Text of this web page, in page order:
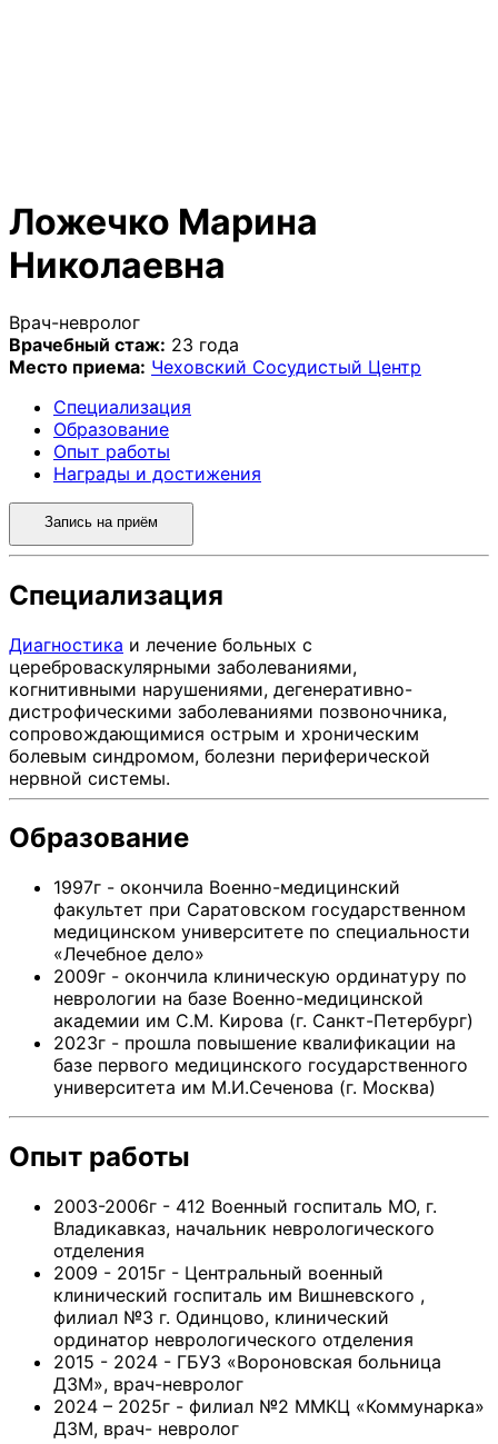
Ложечко Марина
Николаевна
Врач-невролог
Врачебный стаж: 23 года
Место приема: Чеховский Сосудистый Центр
Специализация
Образование
Опыт работы
Награды и достижения
Запись на приём
Специализация
Диагностика и лечение больных с
цереброваскулярными заболеваниями,
когнитивными нарушениями, дегенеративно-
дистрофическими заболеваниями позвоночника,
сопровождающимися острым и хроническим
болевым синдромом, болезни периферической
нервной системы.
Образование
1997г - окончила Военно-медицинский
факультет при Саратовском государственном
медицинском университете по специальности
«Лечебное дело»
2009г - окончила клиническую ординатуру по
неврологии на базе Военно-медицинской
академии им С.М. Кирова (г. Санкт-Петербург)
2023г - прошла повышение квалификации на
базе первого медицинского государственного
университета им М.И.Сеченова (г. Москва)
Опыт работы
2003-2006г - 412 Военный госпиталь МО, г.
Владикавказ, начальник неврологического
отделения
2009 - 2015г - Центральный военный
клинический госпиталь им Вишневского ,
филиал №3 г. Одинцово, клинический
ординатор неврологического отделения
2015 - 2024 - ГБУЗ «Вороновская больница
ДЗМ», врач-невролог
2024 – 2025г - филиал №2 ММКЦ «Коммунарка»
ДЗМ, врач- невролог